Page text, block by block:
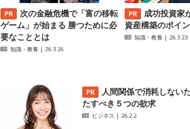
次の金融危機で「富の移転
ゲーム」が始まる 勝つために必
要なこととは
知識・教養 | 26.3.26
成功投資家
資産構築のポイ
知識・教養 | 26.3.23
人間関係で消耗しない
たすべき５つの欲求
ビジネス | 26.2.2